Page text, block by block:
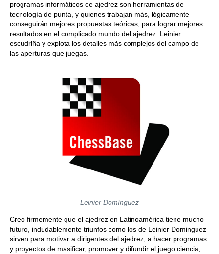
programas informáticos de ajedrez son herramientas de
tecnología de punta, y quienes trabajan más, lógicamente
conseguirán mejores propuestas teóricas, para lograr mejores
resultados en el complicado mundo del ajedrez. Leinier
escudriña y explota los detalles más complejos del campo de
las aperturas que juegas.
Leinier Domínguez
Creo firmemente que el ajedrez en Latinoamérica tiene mucho
futuro, indudablemente triunfos como los de Leinier Dominguez
sirven para motivar a dirigentes del ajedrez, a hacer programas
y proyectos de masificar, promover y difundir el juego ciencia,